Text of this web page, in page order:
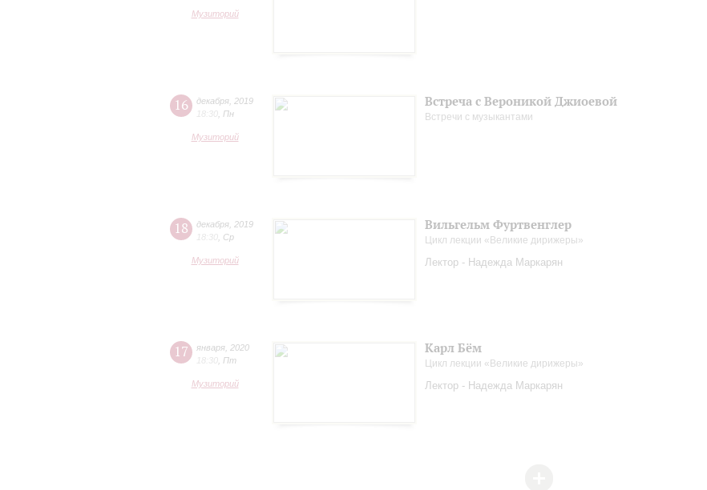
Музиторий
16 декабря 2019
18:30 Пн
Музиторий
Встреча с Вероникой Джиоевой
Встречи с музыкантами
18 декабря 2019
18:30 Ср
Музиторий
Вильгельм Фуртвенглер
Цикл лекции «Великие дирижеры»
Лектор - Надежда Маркарян
17 января 2020
18:30 Пт
Музиторий
Карл Бём
Цикл лекции «Великие дирижеры»
Лектор - Надежда Маркарян